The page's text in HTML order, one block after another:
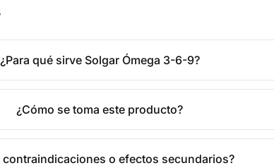
¿Para qué sirve Solgar Ómega 3-6-9?
¿Cómo se toma este producto?
contraindicaciones o efectos secundarios?